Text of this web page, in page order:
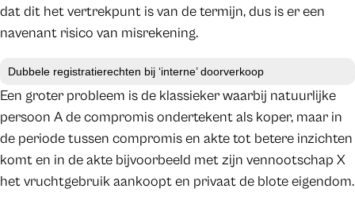
dat dit het vertrekpunt is van de termijn, dus is er een
navenant risico van misrekening.
Dubbele registratierechten bij ‘interne’ doorverkoop
Een groter probleem is de klassieker waarbij natuurlijke
persoon A de compromis ondertekent als koper, maar in
de periode tussen compromis en akte tot betere inzichten
komt en in de akte bijvoorbeeld met zijn vennootschap X
het vruchtgebruik aankoopt en privaat de blote eigendom.